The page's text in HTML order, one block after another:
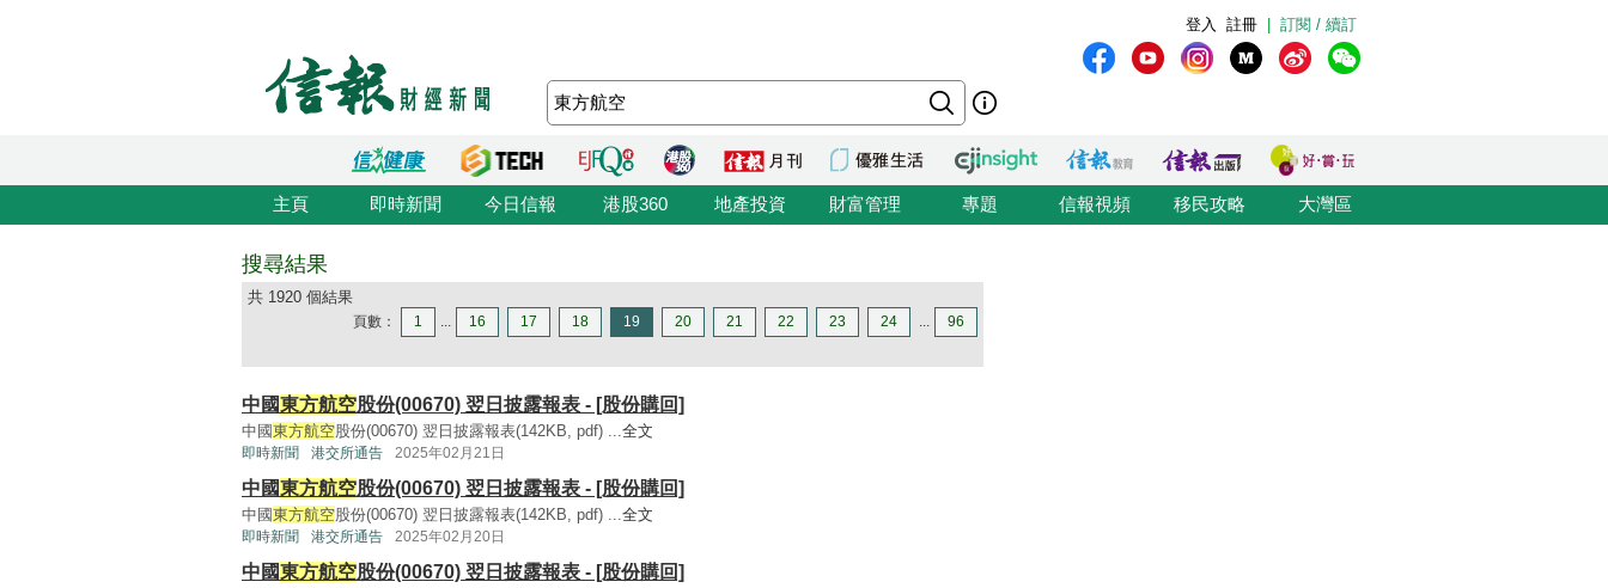
訂閱 / 續訂
註冊
登入
主頁 即時新聞 今日信報 港股360 地產投資 財富管理 專題 信報視頻 移民攻略 大灣區
搜尋結果
共 1920 個結果
頁數： 1 ... 16 17 18 19 20 21 22 23 24 ... 96
中國東方航空股份(00670) 翌日披露報表 - [股份購回]
中國東方航空股份(00670) 翌日披露報表(142KB, pdf) ...全文
即時新聞 港交所通告 2025年02月21日
中國東方航空股份(00670) 翌日披露報表 - [股份購回]
中國東方航空股份(00670) 翌日披露報表(142KB, pdf) ...全文
即時新聞 港交所通告 2025年02月20日
中國東方航空股份(00670) 翌日披露報表 - [股份購回]